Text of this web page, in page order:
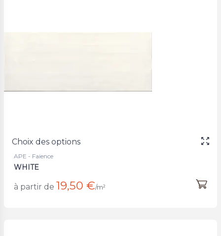
Choix des options
APE - Faience
WHITE
à partir de 19,50 €/m²